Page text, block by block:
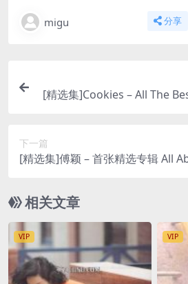
migu 分享
[精选集]Cookies – All The
下一篇
[精选集]傅颖 – 首张精选专辑 All
相关文章
VIP VIP